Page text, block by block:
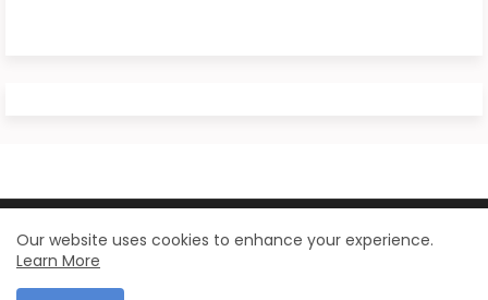
Design by - Blogger Templates
| Distributed by
Our website uses cookies to enhance your experience.
Learn More